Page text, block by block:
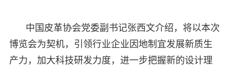
中国皮革协会党委副书记张西文介绍，将以本次
博览会为契机，引领行业企业因地制宜发展新质生
产力，加大科技研发力度，进一步把握新的设计理